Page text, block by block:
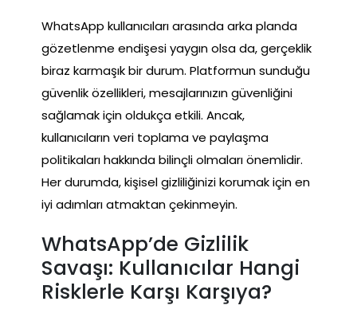
WhatsApp kullanıcıları arasında arka planda
gözetlenme endişesi yaygın olsa da, gerçeklik
biraz karmaşık bir durum. Platformun sunduğu
güvenlik özellikleri, mesajlarınızın güvenliğini
sağlamak için oldukça etkili. Ancak,
kullanıcıların veri toplama ve paylaşma
politikaları hakkında bilinçli olmaları önemlidir.
Her durumda, kişisel gizliliğinizi korumak için en
iyi adımları atmaktan çekinmeyin.
WhatsApp’de Gizlilik
Savaşı: Kullanıcılar Hangi
Risklerle Karşı Karşıya?